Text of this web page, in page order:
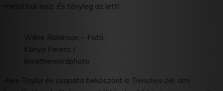
metal buli lesz. És tényleg az lett!
Wilkie Robinson – Fotó:
Kónya Ferenc /
ilovethewordphoto
Alex Taylor és csapata beköszönt a Trenches-zel, ami